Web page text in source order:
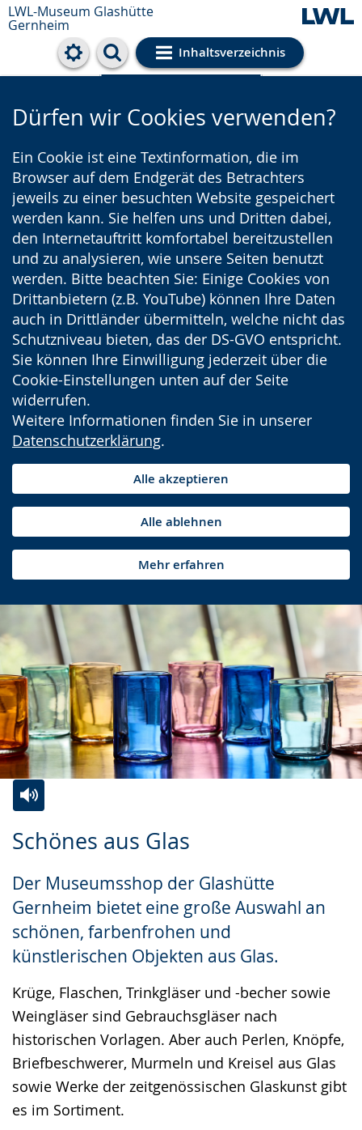
LWL-Museum Glashütte
Gernheim
Inhaltsverzeichnis
Cookie-Einstellungen
Dürfen wir Cookies verwenden?
Ein Cookie ist eine Textinformation, die im
Browser auf dem Endgerät des Betrachters
jeweils zu einer besuchten Website gespeichert
werden kann. Sie helfen uns und Dritten dabei,
den Internetauftritt komfortabel bereitzustellen
und zu analysieren, wie unsere Seiten benutzt
werden. Bitte beachten Sie: Einige Cookies von
Drittanbietern (z.B. YouTube) können Ihre Daten
auch in Drittländer übermitteln, welche nicht das
Schutzniveau bieten, das der DS-GVO entspricht.
Sie können Ihre Einwilligung jederzeit über die
Cookie-Einstellungen unten auf der Seite
widerrufen.
Weitere Informationen finden Sie in unserer
Datenschutzerklärung.
Alle akzeptieren
Alle ablehnen
Mehr erfahren
Schönes aus Glas
Der Museumsshop der Glashütte
Gernheim bietet eine große Auswahl an
schönen, farbenfrohen und
künstlerischen Objekten aus Glas.
Krüge, Flaschen, Trinkgläser und -becher sowie
Weingläser sind Gebrauchsgläser nach
historischen Vorlagen. Aber auch Perlen, Knöpfe,
Briefbeschwerer, Murmeln und Kreisel aus Glas
sowie Werke der zeitgenössischen Glaskunst gibt
es im Sortiment.
Leichten
wechseln.
Audio-
Video
Deutscher
Gebärdensprache
wird
angezeigt.